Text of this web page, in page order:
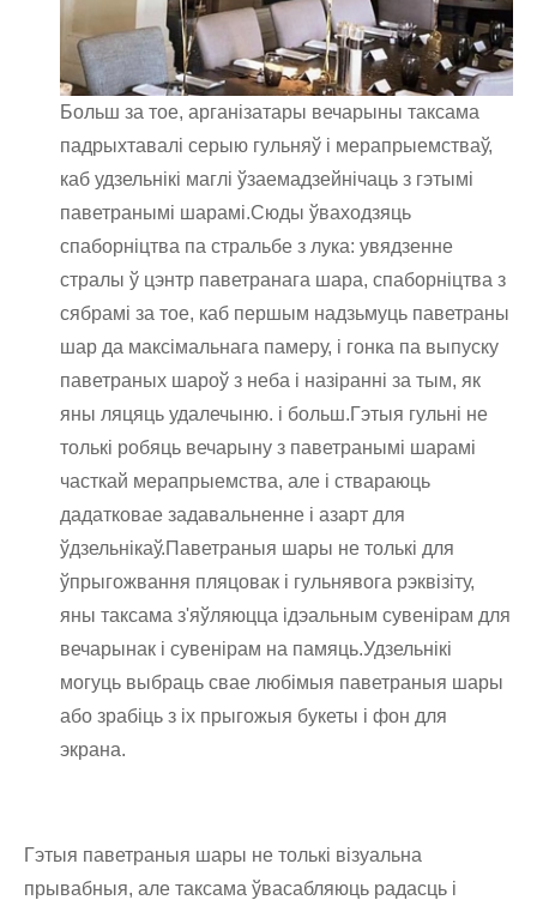
Больш за тое, арганізатары вечарыны таксама
падрыхтавалі серыю гульняў і мерапрыемстваў,
каб удзельнікі маглі ўзаемадзейнічаць з гэтымі
паветранымі шарамі.Сюды ўваходзяць
спаборніцтва па стральбе з лука: увядзенне
стралы ў цэнтр паветранага шара, спаборніцтва з
сябрамі за тое, каб першым надзьмуць паветраны
шар да максімальнага памеру, і гонка па выпуску
паветраных шароў з неба і назіранні за тым, як
яны ляцяць удалечыню. і больш.Гэтыя гульні не
толькі робяць вечарыну з паветранымі шарамі
часткай мерапрыемства, але і ствараюць
дадатковае задавальненне і азарт для
ўдзельнікаў.Паветраныя шары не толькі для
ўпрыгожвання пляцовак і гульнявога рэквізіту,
яны таксама з'яўляюцца ідэальным сувенірам для
вечарынак і сувенірам на памяць.Удзельнікі
могуць выбраць свае любімыя паветраныя шары
або зрабіць з іх прыгожыя букеты і фон для
экрана.
Гэтыя паветраныя шары не толькі візуальна
прывабныя, але таксама ўвасабляюць радасць і